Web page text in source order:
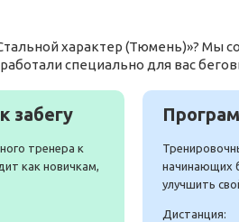
характер (Тюмень)»?
специально для вас
забегу
тренера к
как новичкам,
начинающих
улучшить
Дистанция: